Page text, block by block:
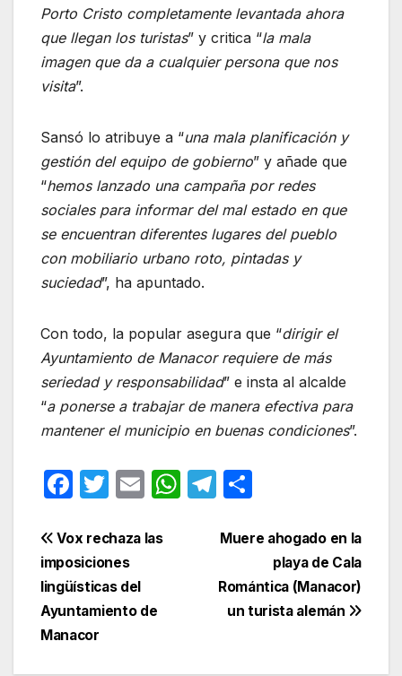
Porto Cristo completamente levantada ahora
que llegan los turistas” y critica “la mala
imagen que da a cualquier persona que nos
visita”.
Sansó lo atribuye a “una mala planificación y
gestión del equipo de gobierno” y añade que
“hemos lanzado una campaña por redes
sociales para informar del mal estado en que
se encuentran diferentes lugares del pueblo
con mobiliario urbano roto, pintadas y
suciedad”, ha apuntado.
Con todo, la popular asegura que “dirigir el
Ayuntamiento de Manacor requiere de más
seriedad y responsabilidad” e insta al alcalde
“a ponerse a trabajar de manera efectiva para
mantener el municipio en buenas condiciones”.
F
c
e
b
o
T
itt
er
E
ail
W T
e
a
m
m
ar
tir
Navegación
de
entradas
Muere ahogado en la
playa de Cala
Romántica (Manacor)
un turista alemán
Vox rechaza las
imposiciones
lingüísticas del
Ayuntamiento de
Manacor